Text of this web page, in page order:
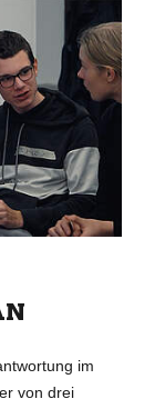
im
von drei